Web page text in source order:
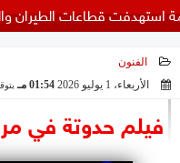
الرئاسة
قطاعات الطيران والطاقة
الفنون
الأربعاء، 1 يوليو 2026
01:54 مـ
فيلم حدوتة في